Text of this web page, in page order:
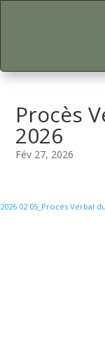
Procès
2026
Fév 27, 2026
2026 02 05_Procés Verbal